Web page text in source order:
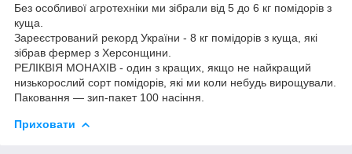
Без особливої агротехніки ми зібрали від 5 до 6 кг помідорів з
куща.
Зареєстрований рекорд України - 8 кг помідорів з куща, які
зібрав фермер з Херсонщини.
РЕЛІКВІЯ МОНАХІВ - один з кращих, якщо не найкращий
низькорослий сорт помідорів, які ми коли небудь вирощували.
Паковання — зип-пакет 100 насіння.
Приховати